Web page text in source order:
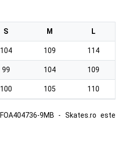
S M L
104 109 114
99 104 109
100 105 110
9MB - Skates.ro este